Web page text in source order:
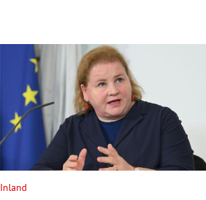
Inland